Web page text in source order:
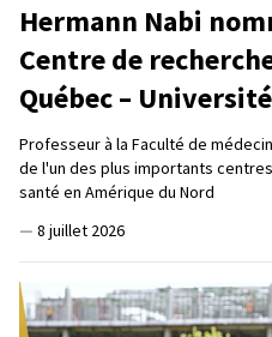
Hermann Nabi
Centre de
Québec –
Professeur à la Faculté de
de l'un des plus importants
santé en Amérique du Nord
— 8 juillet 2026